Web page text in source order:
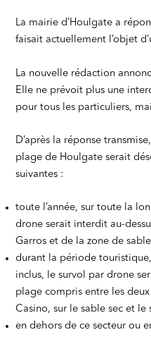
La mairie d’Houlgate a
faisait actuellement l’objet
La nouvelle rédaction
Elle ne prévoit plus une
pour tous les particuliers,
D’après la réponse
plage de Houlgate serait
suivantes :
toute l’année, sur toute la
drone serait interdit au-
Garros et de la zone de
durant la période
inclus, le survol par drone
plage compris entre les
Casino, sur le sable sec et le
en dehors de ce secteur ou